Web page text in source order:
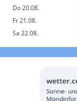
Do 20.08.
Fr 21.08.
Sa 22.08.